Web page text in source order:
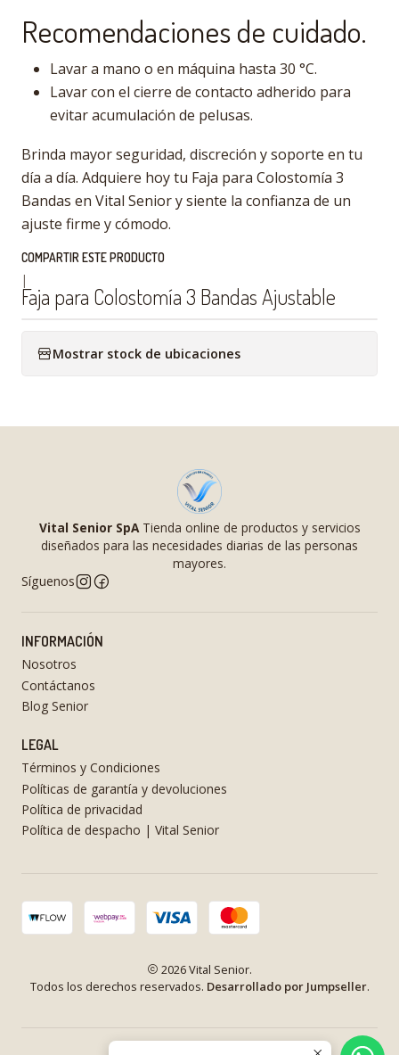
Recomendaciones de cuidado.
Lavar a mano o en máquina hasta 30 °C.
Lavar con el cierre de contacto adherido para
evitar acumulación de pelusas.
Brinda mayor seguridad, discreción y soporte en tu
día a día. Adquiere hoy tu Faja para Colostomía 3
Bandas en Vital Senior y siente la confianza de un
ajuste firme y cómodo.
COMPARTIR ESTE PRODUCTO
|
Faja para Colostomía 3 Bandas Ajustable
Mostrar stock de ubicaciones
Vital Senior SpATienda online de productos y servicios
diseñados para las necesidades diarias de las personas
mayores.
Síguenos
INFORMACIÓN
Nosotros
Contáctanos
Blog Senior
LEGAL
Términos y Condiciones
Políticas de garantía y devoluciones
Política de privacidad
Política de despacho | Vital Senior
2026 Vital Senior.
Todos los derechos reservados. Desarrollado por Jumpseller.